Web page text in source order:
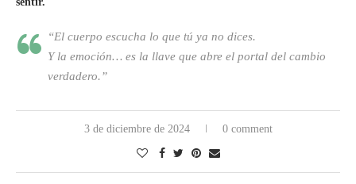
“El cuerpo escucha lo que tú ya no dices.
Y la emoción… es la llave que abre el portal del cambio
verdadero.”
3 de diciembre de 2024 0 comment